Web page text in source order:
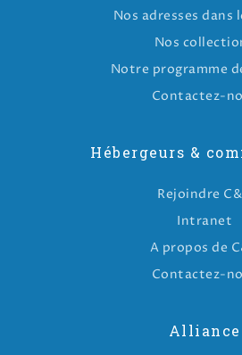
Nos adresses dans
Nos
Notre programme
Contactez-
Hébergeurs &
Rejoindre
Intranet
A propos de
Contactez-
Alliance